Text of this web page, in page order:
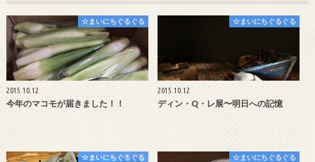
☆まいにちぐるぐる
2015.10.12
今年のマコモが届きました！！
☆まいにちぐるぐる
2015.10.12
ディン・Q・レ展〜明日への記憶
☆まいにちぐるぐる ☆まいにちぐるぐる